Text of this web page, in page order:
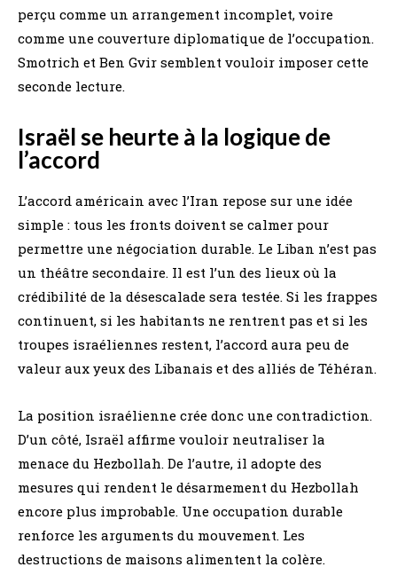
perçu comme un arrangement incomplet, voire
comme une couverture diplomatique de l’occupation.
Smotrich et Ben Gvir semblent vouloir imposer cette
seconde lecture.
Israël se heurte à la logique de
l’accord
L’accord américain avec l’Iran repose sur une idée
simple : tous les fronts doivent se calmer pour
permettre une négociation durable. Le Liban n’est pas
un théâtre secondaire. Il est l’un des lieux où la
crédibilité de la désescalade sera testée. Si les frappes
continuent, si les habitants ne rentrent pas et si les
troupes israéliennes restent, l’accord aura peu de
valeur aux yeux des Libanais et des alliés de Téhéran.
La position israélienne crée donc une contradiction.
D’un côté, Israël affirme vouloir neutraliser la
menace du Hezbollah. De l’autre, il adopte des
mesures qui rendent le désarmement du Hezbollah
encore plus improbable. Une occupation durable
renforce les arguments du mouvement. Les
destructions de maisons alimentent la colère.